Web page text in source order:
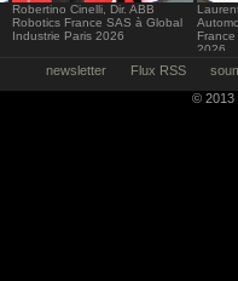
Robertino Cinelli, Dir. ABB
Robotics France SAS à Global
Industrie Paris 2026
2026
newsletter Flux RSS
© 2013